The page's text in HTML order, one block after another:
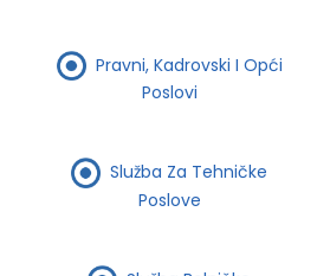
Pravni, Kadrovski I Opći
Poslovi
Služba Za Tehničke
Poslove